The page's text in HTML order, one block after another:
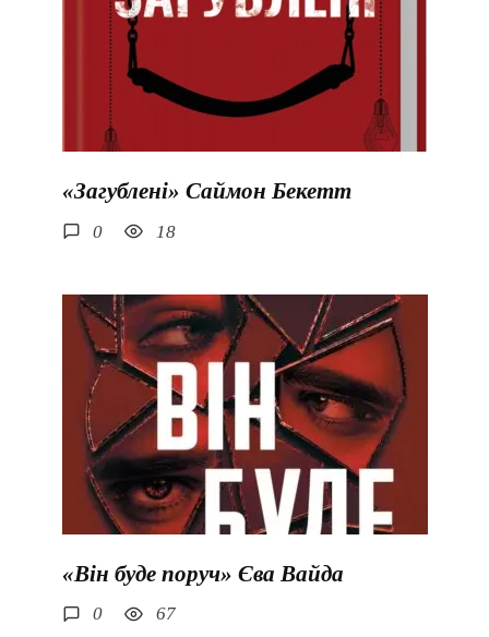
«Загублені» Саймон Бекетт
0 18
«Він буде поруч» Єва Вайда
0 67